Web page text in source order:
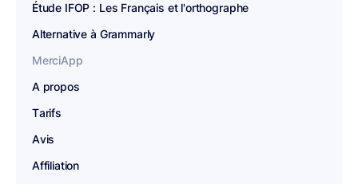
Étude IFOP : Les Français et l'orthographe
Alternative à Grammarly
MerciApp
A propos
Tarifs
Avis
Affiliation